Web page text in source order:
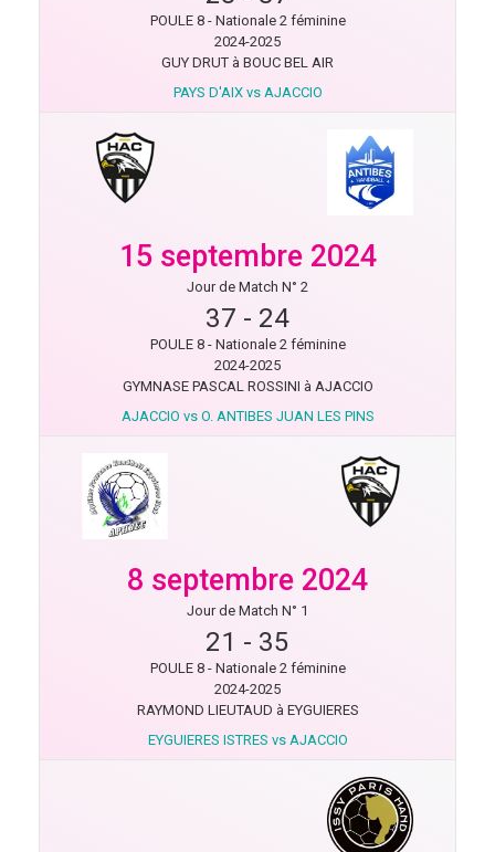
POULE 8 - Nationale 2 féminine
2024-2025
GUY DRUT à BOUC BEL AIR
PAYS D'AIX vs AJACCIO
15 septembre 2024
Jour de Match N° 2
37 - 24
POULE 8 - Nationale 2 féminine
2024-2025
GYMNASE PASCAL ROSSINI à AJACCIO
AJACCIO vs O. ANTIBES JUAN LES PINS
8 septembre 2024
Jour de Match N° 1
21 - 35
POULE 8 - Nationale 2 féminine
2024-2025
RAYMOND LIEUTAUD à EYGUIERES
EYGUIERES ISTRES vs AJACCIO